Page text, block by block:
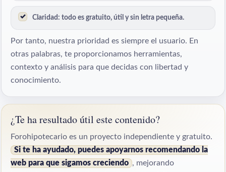
Claridad: todo es gratuito, útil y sin letra pequeña.
Por tanto, nuestra prioridad es siempre el usuario. En
otras palabras, te proporcionamos herramientas,
contexto y análisis para que decidas con libertad y
conocimiento.
¿Te ha resultado útil este contenido?
Forohipotecario es un proyecto independiente y gratuito.
Si te ha ayudado, puedes apoyarnos recomendando la
web para que sigamos creciendo , mejorando